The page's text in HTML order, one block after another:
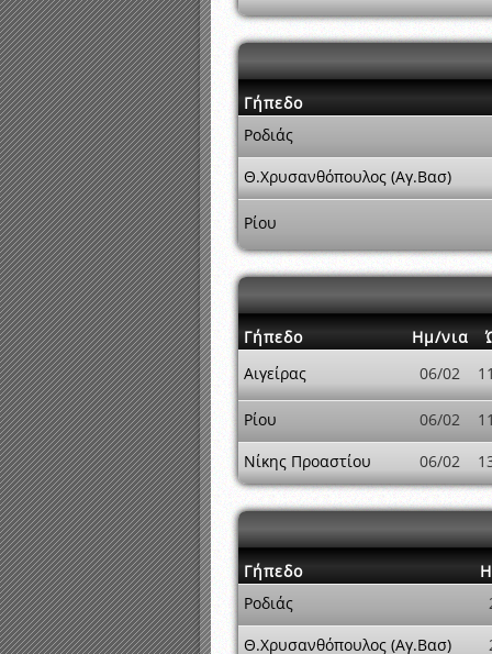
Γήπεδο
Ροδιάς
Θ.Χρυσανθόπουλος (Αγ.Βασ)
Ρίου
Γήπεδο
Ημ/νια
Αιγείρας
06/02
Ρίου 06/02
Νίκης Προαστίου
06/02
Γήπεδο
Ροδιάς
Θ.Χρυσανθόπουλος (Αγ.Βασ)